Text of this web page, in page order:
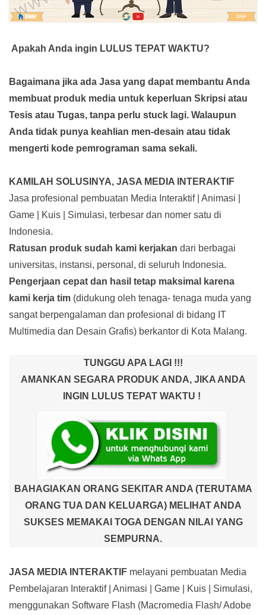
Apakah Anda ingin LULUS TEPAT WAKTU?
Bagaimana jika ada Jasa yang dapat membantu Anda
membuat produk media untuk keperluan Skripsi atau
Tesis atau Tugas, tanpa perlu stuck lagi. Walaupun
Anda tidak punya keahlian men-desain atau tidak
mengerti kode pemrograman sama sekali.
KAMILAH SOLUSINYA, JASA MEDIA INTERAKTIF
Jasa profesional pembuatan Media Interaktif | Animasi |
Game | Kuis | Simulasi, terbesar dan nomer satu di
Indonesia.
Ratusan produk sudah kami kerjakan dari berbagai
universitas, instansi, personal, di seluruh Indonesia.
Pengerjaan cepat dan hasil tetap maksimal karena
kami kerja tim (didukung oleh tenaga- tenaga muda yang
sangat berpengalaman dan profesional di bidang IT
Multimedia dan Desain Grafis) berkantor di Kota Malang.
TUNGGU APA LAGI !!!
AMANKAN SEGARA PRODUK ANDA, JIKA ANDA
INGIN LULUS TEPAT WAKTU !
BAHAGIAKAN ORANG SEKITAR ANDA (TERUTAMA
ORANG TUA DAN KELUARGA) MELIHAT ANDA
SUKSES MEMAKAI TOGA DENGAN NILAI YANG
SEMPURNA.
JASA MEDIA INTERAKTIF melayani pembuatan Media
Pembelajaran Interaktif| Animasi | Game | Kuis | Simulasi,
menggunakan Software Flash (Macromedia Flash/ Adobe